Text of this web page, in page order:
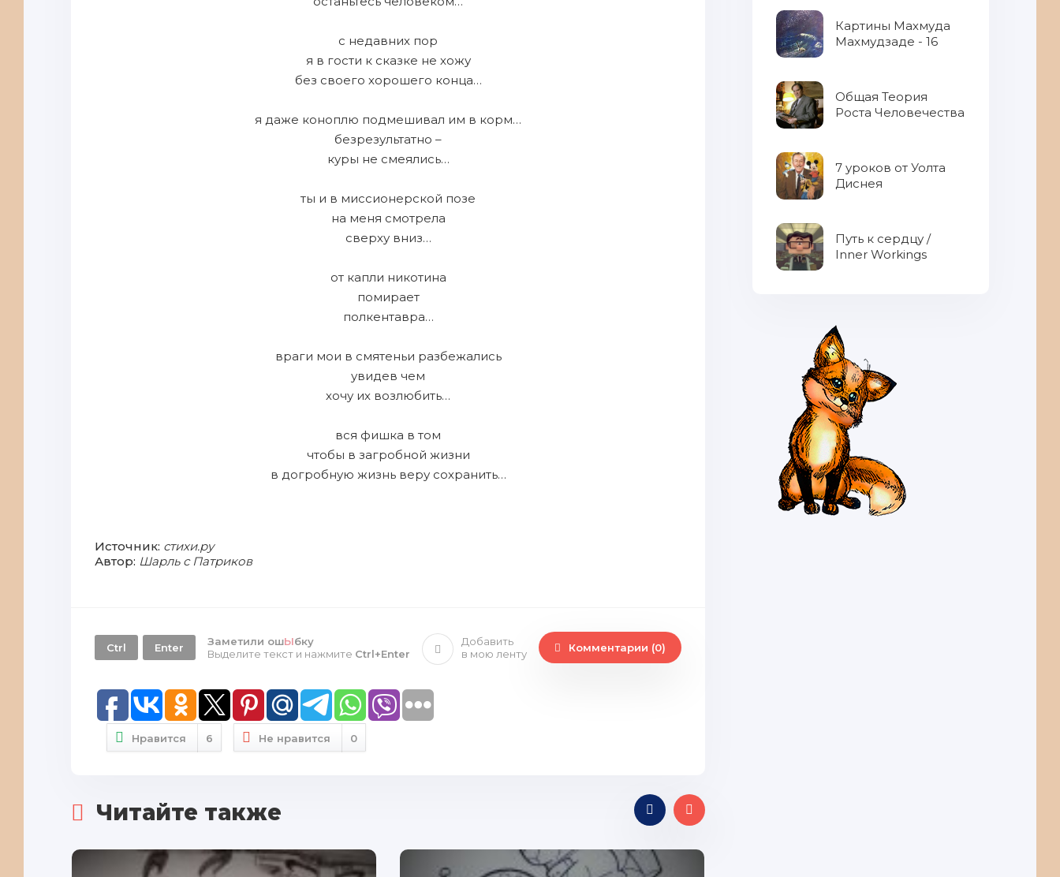
с недавних пор
я в гости к сказке не хожу
без своего хорошего конца…
я даже коноплю подмешивал им в корм…
безрезультатно –
куры не смеялись…
ты и в миссионерской позе
на меня смотрела
сверху вниз…
от капли никотина
помирает
полкентавра…
враги мои в смятеньи разбежались
увидев чем
хочу их возлюбить…
вся фишка в том
чтобы в загробной жизни
в догробную жизнь веру сохранить…
Источник: стихи.ру
Автор: Шарль с Патриков
Ctrl Enter Заметили ошЫбку
Выделите текст и нажмите Ctrl+Enter
Добавить
в мою ленту
Комментарии (0)
Нравится 6 Не нравится 0
Читайте также
Картины Махмуда
Махмудзаде - 16
Общая Теория
Роста Человечества
7 уроков от Уолта
Диснея
Путь к сердцу /
Inner Workings